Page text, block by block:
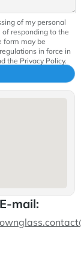
mail:
of my personal
responding to the
form may be
in force in
the Privacy Policy.